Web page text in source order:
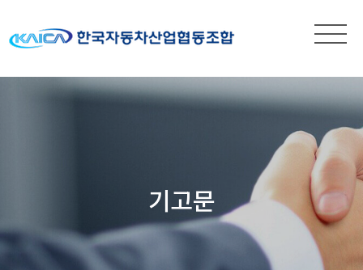
기고문